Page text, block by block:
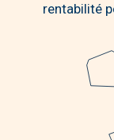
rentabilité